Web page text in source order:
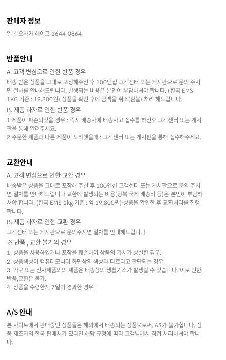
판매자 정보
일본 오사카 헤이코 1644-0864
반품안내
A. 고객 변심으로 인한 반품 경우
배송 받은 상품을 그대로 포장해주신 후 100엔샵 고객센터 또는 게시판으로 문의 주시
면 절차를 안내해드립니다. 발생되는 비용은 본인이 부담하셔야 합니다. (한국 EMS
1KG 기준 : 19,800원) 상품을 확인 후에 금액을 취소(환불) 처리 해드립니다.
B. 제품 하자로 인한 반품 경우
1.제품이 파손되었을 경우 : 즉시 배송사에 배송사고 접수를 하신후 고객센터 또는 게시
판을 통해 알려주세요.
2.주문한 제품과 다른 제품이 도착했을때 : 고객센터 또는 게시판을 통해 접수해주세요.
교환안내
A. 고객 변심으로 인한 교환 경우
배송받은 상품을 그대로 포장해 주신 후 100엔샵 고객센터 또는 게시판으로 문의 주시
면 절차를 안내해드립니다.교환에 발생되는 비용(왕복 국제 배송비 등)은 본인이 부담하
셔야 합니다. (한국 EMS 1kg 기준 : 약 19,800원) 상품을 확인한 후 교환처리를 진행
합니다.
B. 제품 하자로 인한 교환 경우
고객센터 또는 게시판으로 문의주시면 절차를 안내해드립니다.
※ 반품 , 교환 불가의 경우
1. 상품을 사용하였거나 포장을 훼손하여 상품의 가치가 상실한 경우.
2. 상품색상이 컴퓨터모니터 화면상의 색상과 다르다고 판단되는 경우.
3. 가구 또는 전자제품외의 제품은 배송상의 생활기스가 발생할 수 있습니다. 이로 인한
반품,교환은 불가.
4. 상품을 수령한지 7일이 경과한 경우.
A/S 안내
본 사이트에서 판매중인 상품들은 해외에서 배송되는 상품으로써, AS가 불가합니다. 상
품 제조자의 한국 판매처가 있다면 해당 규정에 따라 고객님께서 직접 처리하셔야 합니
다.